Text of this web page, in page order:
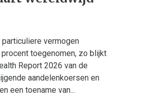
vermogen
toegenomen, zo blijkt
Report 2026 van de
aandelenkoersen en
een toename van...